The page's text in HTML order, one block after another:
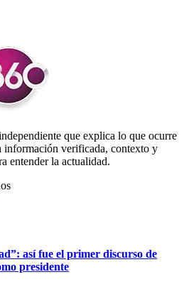
que explica lo que ocurre
verificada, contexto y
entender la actualidad.
así fue el primer discurso de
presidente